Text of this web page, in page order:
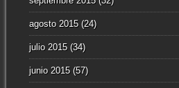
agosto 2015(24)
julio 2015(34)
junio 2015(57)